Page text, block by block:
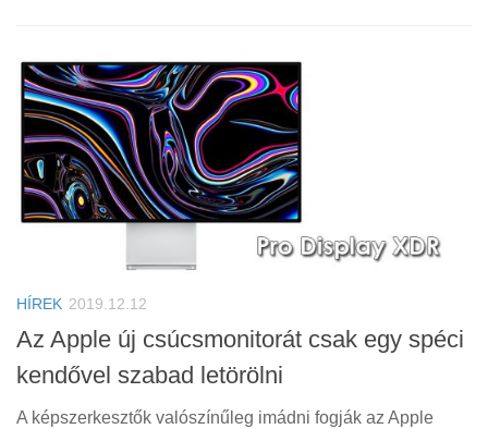
HÍREK 2019.12.12
Az Apple új csúcsmonitorát csak egy spéci
kendővel szabad letörölni
A képszerkesztők valószínűleg imádni fogják az Apple